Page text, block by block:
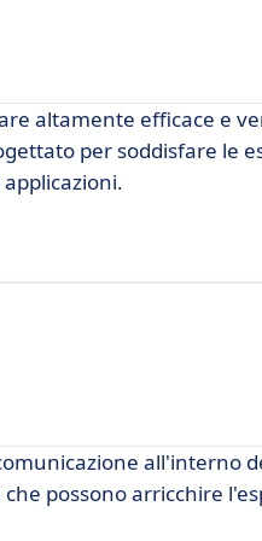
altamente efficace e
per soddisfare le
all'interno
possono arricchire